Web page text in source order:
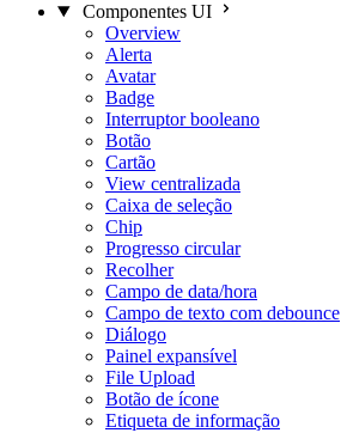
Componentes UI
Overview
Alerta
Avatar
Badge
Interruptor booleano
Botão
Cartão
View centralizada
Caixa de seleção
Chip
Progresso circular
Recolher
Campo de data/hora
Campo de texto com debounce
Diálogo
Painel expansível
File Upload
Botão de ícone
Etiqueta de informação